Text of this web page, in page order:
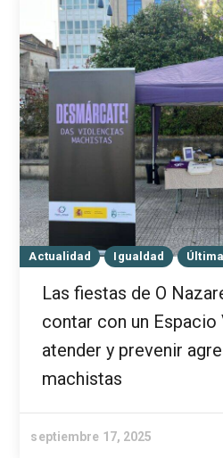
Actualidad Igualdad
Las fiestas de O
contar con un Espacio
atender y prevenir
machistas
septiembre 17, 2025